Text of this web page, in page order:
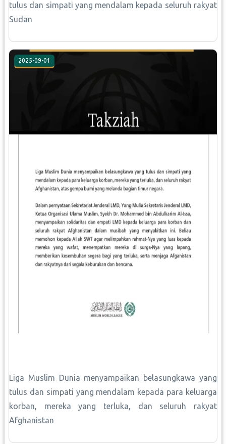
tulus dan simpati yang mendalam kepada seluruh rakyat
Sudan
2025-09-01
Liga Muslim Dunia menyampaikan belasungkawa yang
tulus dan simpati yang mendalam kepada para keluarga
korban, mereka yang terluka, dan seluruh rakyat
Afghanistan